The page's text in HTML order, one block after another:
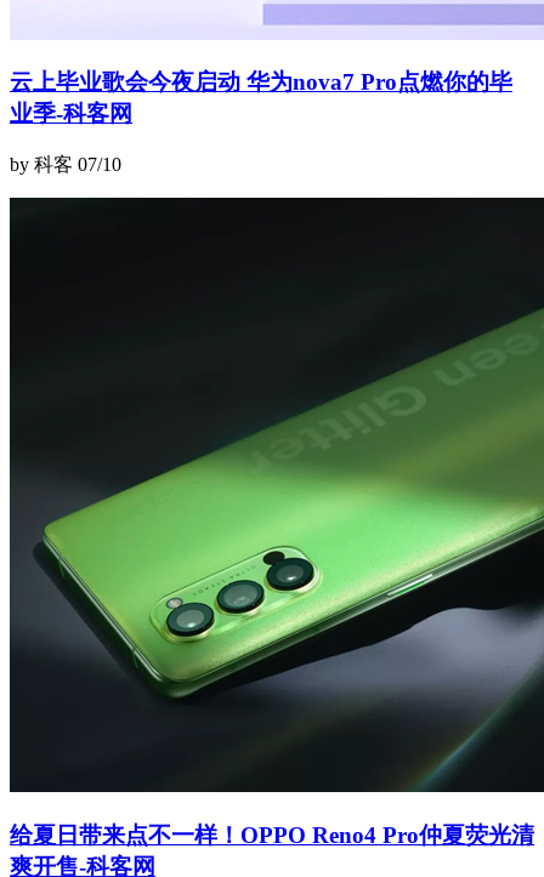
云上毕业歌会今夜启动 华为nova7 Pro点燃你的毕
业季-科客网
by 科客 07/10
给夏日带来点不一样！OPPO Reno4 Pro仲夏荧光清
爽开售-科客网